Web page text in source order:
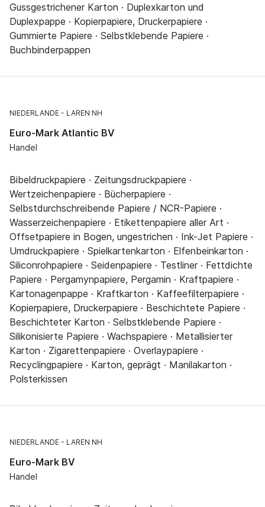
Gussgestrichener Karton · Duplexkarton und
Duplexpappe · Kopierpapiere, Druckerpapiere ·
Gummierte Papiere · Selbstklebende Papiere ·
Buchbinderpappen
NIEDERLANDE LAREN NH
Euro-Mark Atlantic BV
Handel
Bibeldruckpapiere · Zeitungsdruckpapiere ·
Wertzeichenpapiere · Bücherpapiere ·
Selbstdurchschreibende Papiere / NCR-Papiere ·
Wasserzeichenpapiere · Etikettenpapiere aller Art ·
Offsetpapiere in Bogen, ungestrichen · Ink-Jet Papiere ·
Umdruckpapiere · Spielkartenkarton · Elfenbeinkarton ·
Siliconrohpapiere · Seidenpapiere · Testliner · Fettdichte
Papiere · Pergamynpapiere, Pergamin · Kraftpapiere ·
Kartonagenpappe · Kraftkarton · Kaffeefilterpapiere ·
Kopierpapiere, Druckerpapiere · Beschichtete Papiere ·
Beschichteter Karton · Selbstklebende Papiere ·
Silikonisierte Papiere · Wachspapiere · Metallisierter
Karton · Zigarettenpapiere · Overlaypapiere ·
Recyclingpapiere · Karton, geprägt · Manilakarton ·
Polsterkissen
NIEDERLANDE LAREN NH
Euro-Mark BV
Handel